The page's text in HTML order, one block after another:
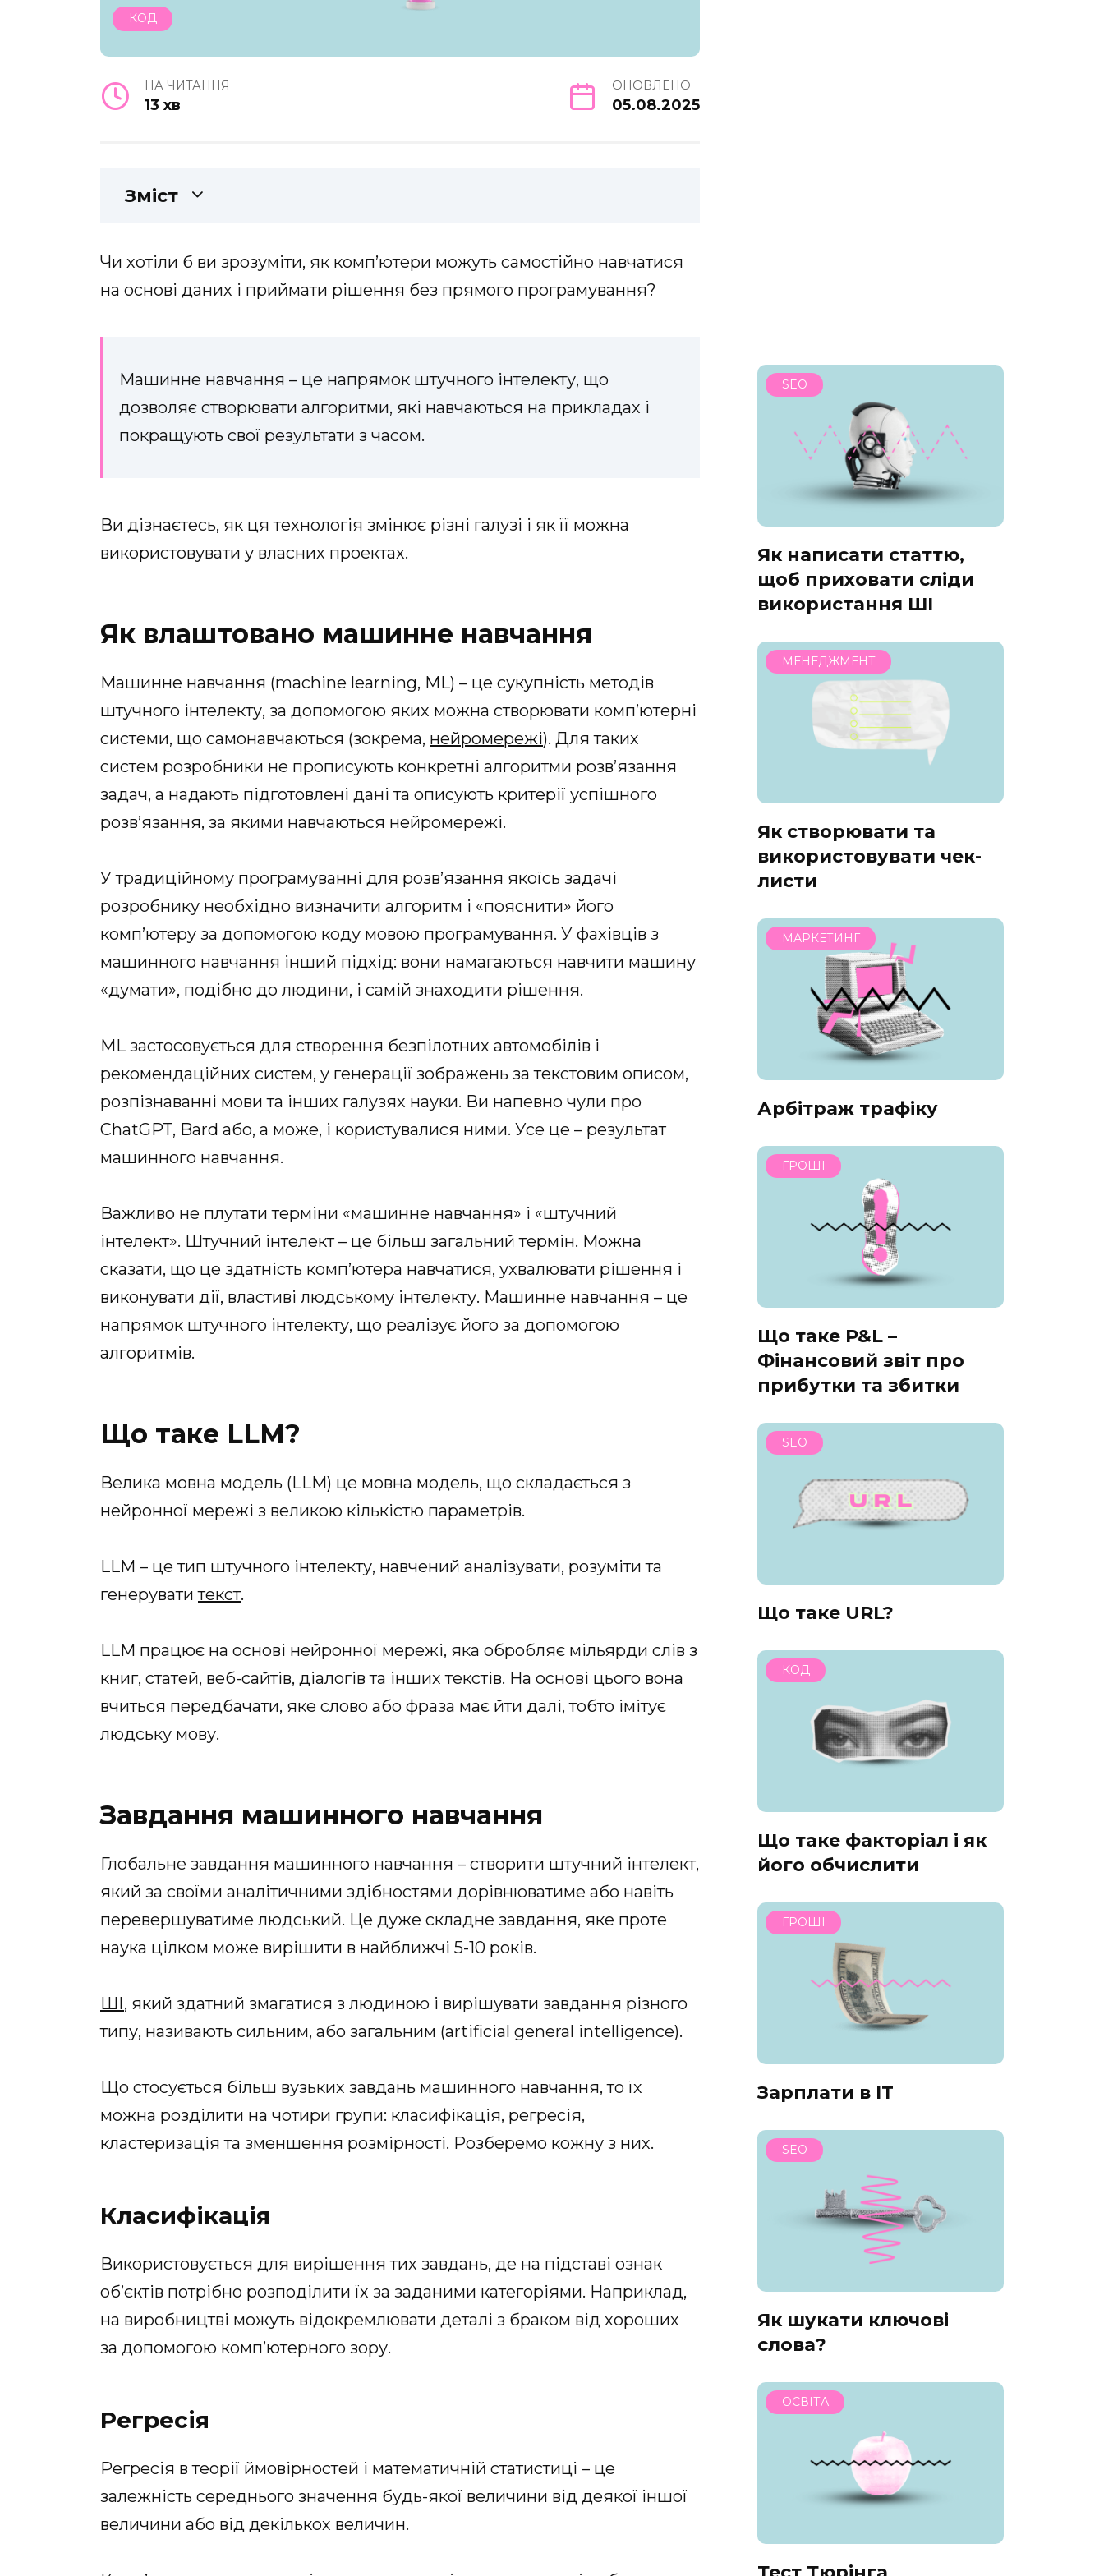
КОД
НА ЧИТАННЯ
13 хв
ОНОВЛЕНО
05.08.2025
Зміст
Чи хотіли б ви зрозуміти, як комп’ютери можуть самостійно навчатися
на основі даних і приймати рішення без прямого програмування?
Машинне навчання – це напрямок штучного інтелекту, що
дозволяє створювати алгоритми, які навчаються на прикладах і
покращують свої результати з часом.
Ви дізнаєтесь, як ця технологія змінює різні галузі і як її можна
використовувати у власних проектах.
Як влаштовано машинне навчання
Машинне навчання (machine learning, ML) – це сукупність методів
штучного інтелекту, за допомогою яких можна створювати комп’ютерні
системи, що самонавчаються (зокрема, нейромережі). Для таких
систем розробники не прописують конкретні алгоритми розв’язання
задач, а надають підготовлені дані та описують критерії успішного
розв’язання, за якими навчаються нейромережі.
У традиційному програмуванні для розв’язання якоїсь задачі
розробнику необхідно визначити алгоритм і «пояснити» його
комп’ютеру за допомогою коду мовою програмування. У фахівців з
машинного навчання інший підхід: вони намагаються навчити машину
«думати», подібно до людини, і самій знаходити рішення.
ML застосовується для створення безпілотних автомобілів і
рекомендаційних систем, у генерації зображень за текстовим описом,
розпізнаванні мови та інших галузях науки. Ви напевно чули про
ChatGPT, Bard або, а може, і користувалися ними. Усе це – результат
машинного навчання.
Важливо не плутати терміни «машинне навчання» і «штучний
інтелект». Штучний інтелект – це більш загальний термін. Можна
сказати, що це здатність комп’ютера навчатися, ухвалювати рішення і
виконувати дії, властиві людському інтелекту. Машинне навчання – це
напрямок штучного інтелекту, що реалізує його за допомогою
алгоритмів.
Що таке LLM?
Велика мовна модель (LLM) це мовна модель, що складається з
нейронної мережі з великою кількістю параметрів.
LLM – це тип штучного інтелекту, навчений аналізувати, розуміти та
генеруватитекст.
LLM працює на основі нейронної мережі, яка обробляє мільярди слів з
книг, статей, веб-сайтів, діалогів та інших текстів. На основі цього вона
вчиться передбачати, яке слово або фраза має йти далі, тобто імітує
людську мову.
Завдання машинного навчання
Глобальне завдання машинного навчання – створити штучний інтелект,
який за своїми аналітичними здібностями дорівнюватиме або навіть
перевершуватиме людський. Це дуже складне завдання, яке проте
наука цілком може вирішити в найближчі 5-10 років.
ШІ, який здатний змагатися з людиною і вирішувати завдання різного
типу, називають сильним, або загальним (artificial general intelligence).
Що стосується більш вузьких завдань машинного навчання, то їх
можна розділити на чотири групи: класифікація, регресія,
кластеризація та зменшення розмірності. Розберемо кожну з них.
Класифікація
Використовується для вирішення тих завдань, де на підставі ознак
об’єктів потрібно розподілити їх за заданими категоріями. Наприклад,
на виробництві можуть відокремлювати деталі з браком від хороших
за допомогою комп’ютерного зору.
Регресія
Регресія в теорії ймовірностей і математичній статистиці – це
залежність середнього значення будь-якої величини від деякої іншої
величини або від декількох величин.
SEO
Як написати статтю,
щоб приховати сліди
використання ШІ
МЕНЕДЖМЕНТ
Як створювати та
використовувати чек-
листи
МАРКЕТИНГ
Арбітраж трафіку
ГРОШІ
Що таке P&L –
Фінансовий звіт про
прибутки та збитки
SEO
Що таке URL?
КОД
Що таке факторіал і як
його обчислити
ГРОШІ
Зарплати в IT
SEO
Як шукати ключові
слова?
ОСВІТА